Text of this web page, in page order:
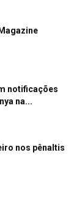
Magazine
notificações
na...
nos pênaltis